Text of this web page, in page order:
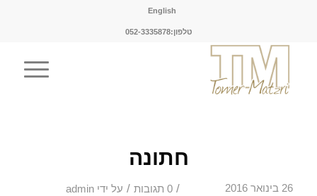
English
טלפון:052-3335878
חתונה
26 בינואר 2016 / 0 תגובות / על ידי admin